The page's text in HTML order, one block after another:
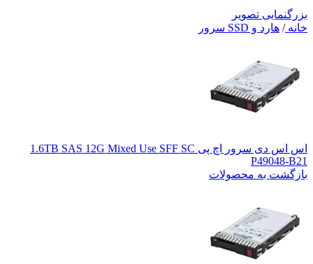
بزرگنمایی تصویر
خانه/ هارد و SSD سرور
اس اس دی سرور اچ پی 1.6TB SAS 12G Mixed Use SFF SC
P49048-B21
بازگشت به محصولات